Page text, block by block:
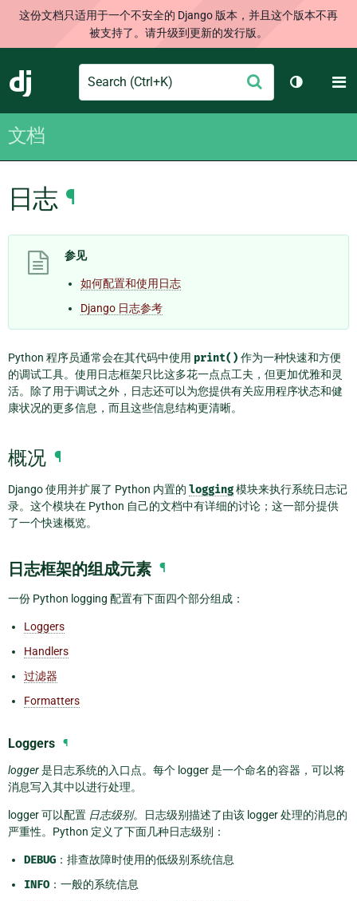
这份文档只适用于一个不安全的 Django 版本，并且这个版本不再
被支持了。请升级到更新的发行版。
Django
Search
交
切换主题
文档
日志 ¶
参见
如何配置和使用日志
Django 日志参考
Python 程序员通常会在其代码中使用 print() 作为一种快速和方便
的调试工具。使用日志框架只比这多花一点点工夫，但更加优雅和灵
活。除了用于调试之外，日志还可以为您提供有关应用程序状态和健
康状况的更多信息，而且这些信息结构更清晰。
概况 ¶
Django 使用并扩展了 Python 内置的 logging模块来执行系统日志记
录。这个模块在 Python 自己的文档中有详细的讨论；这一部分提供
了一个快速概览。
日志框架的组成元素 ¶
一份 Python logging 配置有下面四个部分组成：
Loggers
Handlers
过滤器
Formatters
Loggers ¶
logger是日志系统的入口点。每个 logger 是一个命名的容器，可以将
消息写入其中以进行处理。
logger 可以配置 日志级别。日志级别描述了由该 logger 处理的消息的
严重性。Python 定义了下面几种日志级别：
DEBUG ：排查故障时使用的低级别系统信息
INFO ：一般的系统信息